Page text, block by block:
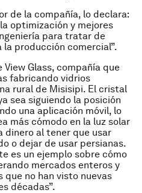
de la compañía, lo declara:
optimización y mejores
para tratar de
producción comercial”.
Glass, compañía que
fabricando vidrios
rural de Misisipi. El cristal
sea siguiendo la posición
una aplicación móvil, lo
más cómodo en la luz solar
dinero al tener que usar
o dejar de usar persianas.
es un ejemplo sobre cómo
mercados enteros y
que no han visto nuevas
décadas”.